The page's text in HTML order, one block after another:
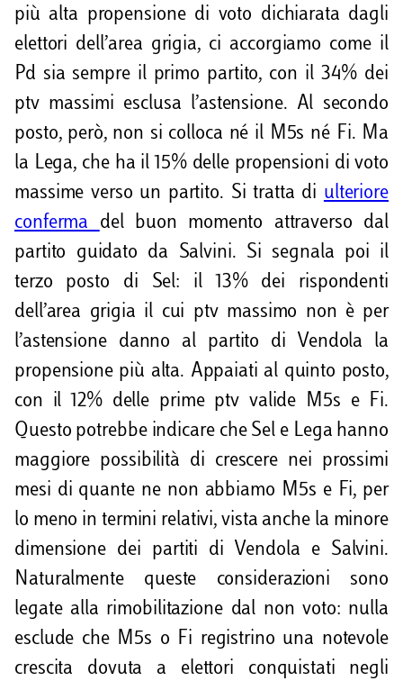
più alta propensione di voto dichiarata dagli
elettori dell’area grigia, ci accorgiamo come il
Pd sia sempre il primo partito, con il 34% dei
ptv massimi esclusa l’astensione. Al secondo
posto, però, non si colloca né il M5s né Fi. Ma
la Lega, che ha il 15% delle propensioni di voto
massime verso un partito. Si tratta di ulteriore
conferma del buon momento attraverso dal
partito guidato da Salvini. Si segnala poi il
terzo posto di Sel: il 13% dei rispondenti
dell’area grigia il cui ptv massimo non è per
l’astensione danno al partito di Vendola la
propensione più alta. Appaiati al quinto posto,
con il 12% delle prime ptv valide M5s e Fi.
Questo potrebbe indicare che Sel e Lega hanno
maggiore possibilità di crescere nei prossimi
mesi di quante ne non abbiamo M5s e Fi, per
lo meno in termini relativi, vista anche la minore
dimensione dei partiti di Vendola e Salvini.
Naturalmente queste considerazioni sono
legate alla rimobilitazione dal non voto: nulla
esclude che M5s o Fi registrino una notevole
crescita dovuta a elettori conquistati negli